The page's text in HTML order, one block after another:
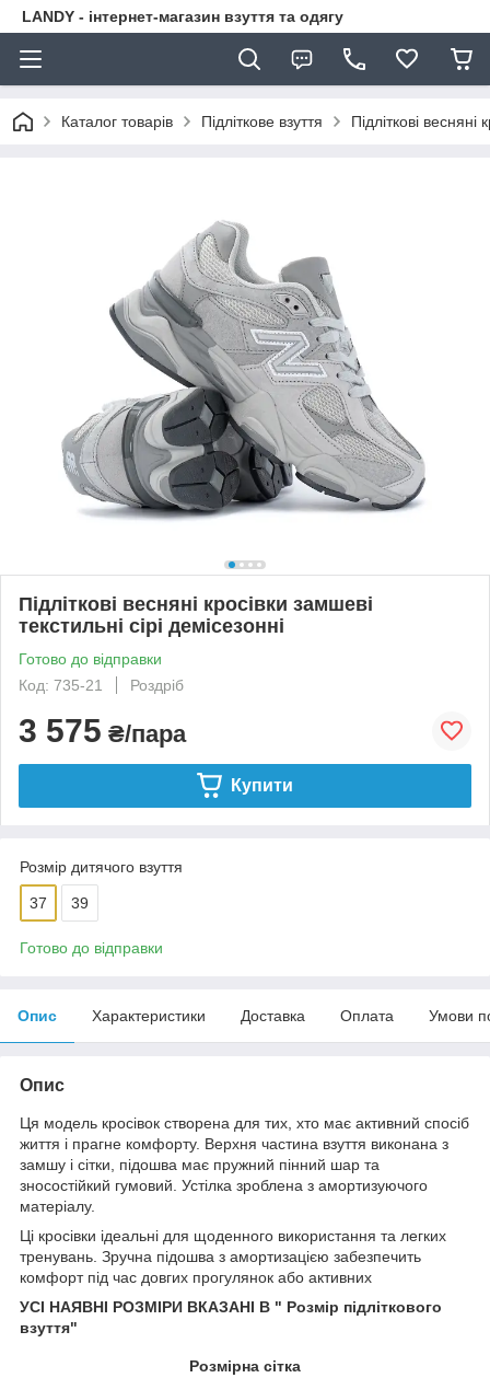
LANDY - інтернет-магазин взуття та одягу
Каталог товарів Підліткове взуття Підліткові весняні
Підліткові весняні кросівки замшеві
текстильні сірі демісезонні
Готово до відправки
Код: 735-21
Роздріб
3 575 ₴/пара
Купити
Розмір дитячого взуття
37 39
Готово до відправки
Опис Характеристики Доставка Оплата Умови
Опис
Ця модель кросівок створена для тих, хто має активний спосіб
життя і прагне комфорту. Верхня частина взуття виконана з
замшу і сітки, підошва має пружний пінний шар та
зносостійкий гумовий. Устілка зроблена з амортизуючого
матеріалу.
Ці кросівки ідеальні для щоденного використання та легких
тренувань. Зручна підошва з амортизацією забезпечить
комфорт під час довгих прогулянок або активних
УСІ НАЯВНІ РОЗМІРИ ВКАЗАНІ В " Розмір підліткового
взуття"
Розмірна сітка